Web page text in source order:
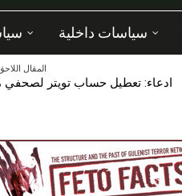
سياسات داخلية
المقال
ادعاء: تعطيل حساب تويتر لصحفي